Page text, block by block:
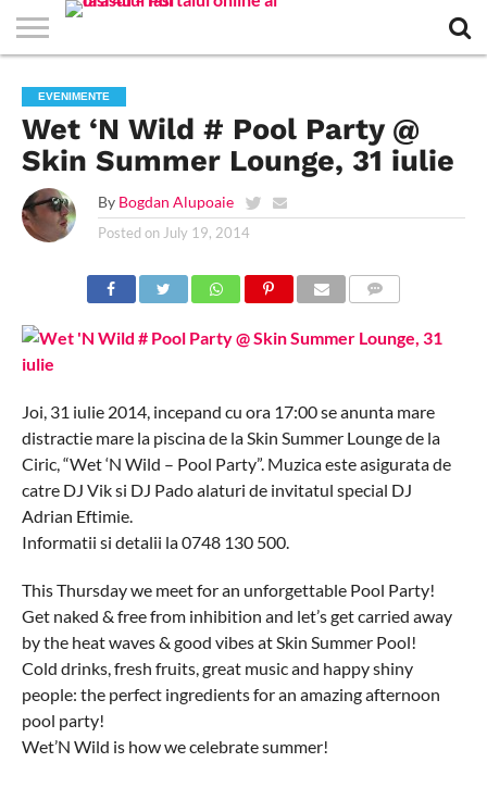
STIRI
APARTAMENTE
NOI IASI
STIRI
IASI
JOBS
IN
IASI
FILME
LA
CINEMA
CLUBURI /
DISCOTECI
BARURI /
CAFENELE
SALI DE
FORTA
SI
FITNESS
SALOANE DE
INFRUMUSETARE
AGENTII
DE
TURISM
IASI
RESTAURANTE
IN IASI
PIZZA
IN
IASI
PISCINA
IN IASI
FLORARII
RADIO
LIVE
IN IASI
SPALATORII
AUTO
TRACTARI
AUTO
TAXI
IN
IASI
CINEMA
TEATRU
HOTELURI
/
PENSIUNI
TEREN
SPORTIV
TEREN
TENIS
IASI
FARMACII
NON
STOP
COFFEE-
TO-GO
FIRME DE
PUBLICITATE
RENT
A
CAR
EVENIMENTE
Wet ‘N Wild # Pool Party @
Skin Summer Lounge, 31 iulie
By Bogdan Alupoaie
Posted on July 19, 2014
Joi, 31 iulie 2014, incepand cu ora 17:00 se anunta mare
distractie mare la piscina de la Skin Summer Lounge de la
Ciric, “Wet ‘N Wild – Pool Party”. Muzica este asigurata de
catre DJ Vik si DJ Pado alaturi de invitatul special DJ
Adrian Eftimie.
Informatii si detalii la 0748 130 500.
This Thursday we meet for an unforgettable Pool Party!
Get naked & free from inhibition and let’s get carried away
by the heat waves & good vibes at Skin Summer Pool!
Cold drinks, fresh fruits, great music and happy shiny
people: the perfect ingredients for an amazing afternoon
pool party!
Wet’N Wild is how we celebrate summer!